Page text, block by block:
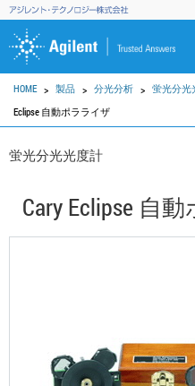
HOME 製品 分光分析 蛍光分光
Eclipse 自動ポラライザ
蛍光分光光度計
Cary Eclipse 自